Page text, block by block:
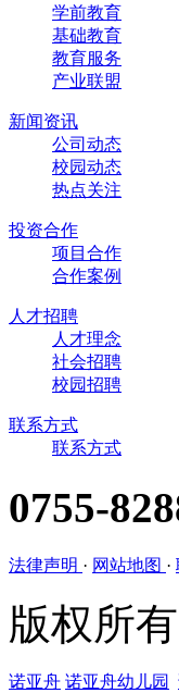
学前教育
基础教育
教育服务
产业联盟
新闻资讯
公司动态
校园动态
热点关注
投资合作
项目合作
合作案例
人才招聘
人才理念
社会招聘
校园招聘
联系方式
联系方式
0755-
法律声明 · 网站地图 ·
版权所
诺亚舟 诺亚舟幼儿园